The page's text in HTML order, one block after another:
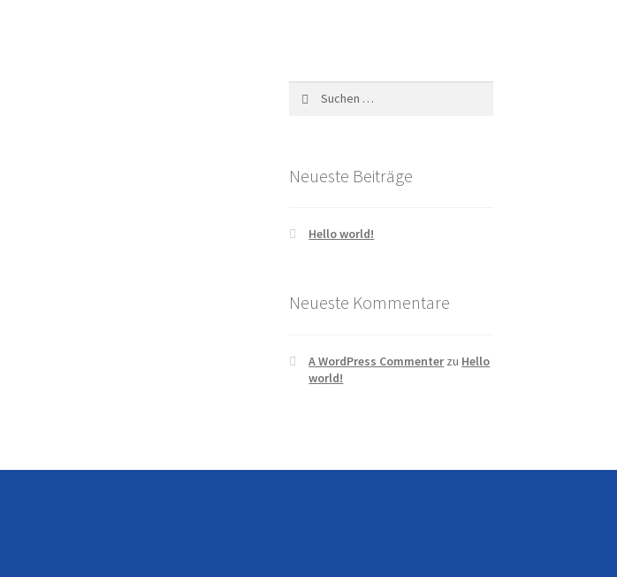
Neueste Beiträge
Hello world!
Neueste Kommentare
A WordPress Commenterzu Hello
world!